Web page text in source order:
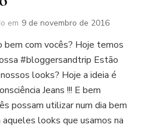
em 9 de novembro de 2016
com vocês? Hoje temos
#bloggersandtrip Estão
looks? Hoje a ideia é
Jeans !!! E bem
possam utilizar num dia bem
looks que usamos na